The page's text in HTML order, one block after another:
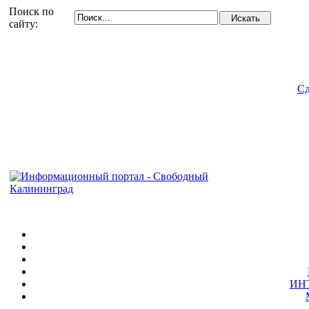
Поиск по
сайту: